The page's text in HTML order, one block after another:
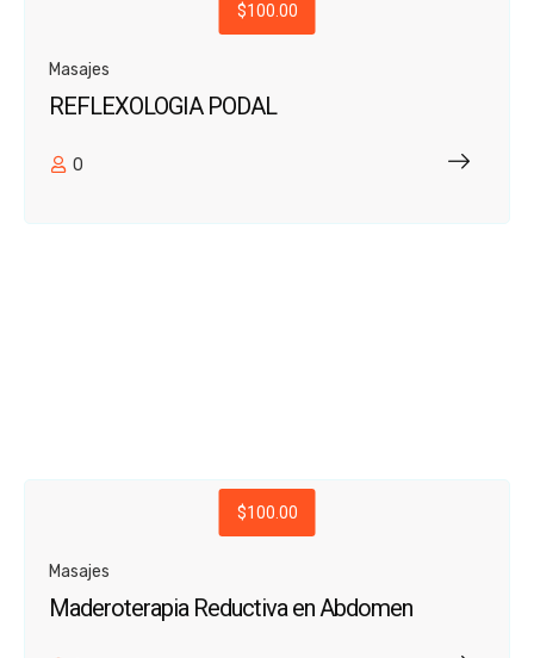
$100.00
Masajes
REFLEXOLOGIA PODAL
0
$100.00
Masajes
Maderoterapia Reductiva en Abdomen